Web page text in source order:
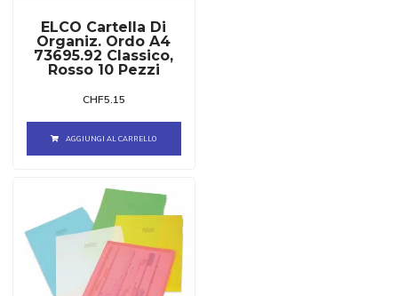
ELCO Cartella Di
Organiz. Ordo A4
73695.92 Classico,
Rosso 10 Pezzi
CHF5.15
AGGIUNGI AL CARRELLO